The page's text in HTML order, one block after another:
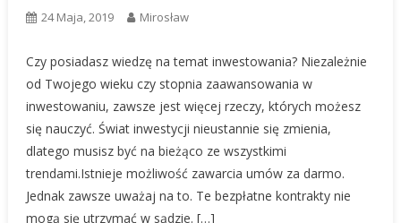
24 Maja, 2019 Mirosław
Czy posiadasz wiedzę na temat inwestowania? Niezależnie
od Twojego wieku czy stopnia zaawansowania w
inwestowaniu, zawsze jest więcej rzeczy, których możesz
się nauczyć. Świat inwestycji nieustannie się zmienia,
dlatego musisz być na bieżąco ze wszystkimi
trendami.Istnieje możliwość zawarcia umów za darmo.
Jednak zawsze uważaj na to. Te bezpłatne kontrakty nie
mogą się utrzymać w sądzie. […]